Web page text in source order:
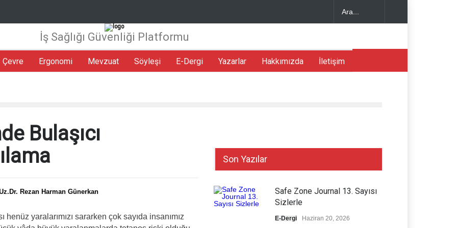
ve Mevzuat Işığında "İşçi Hatası" ve
Sınırları
Geleceğin İş Dünyasında Stratejik Dengeler
Kardiyorespiratuvar Kapasitenin Çalışma Yaşamı
Etkileri
Uygunluk Testleri ve Fiziksel Kapasite Değerlendirmesi (İşe
Uygunluk)
İş Sağlığı Güvenliği Platformu
Çevre Ergonomi Mevzuat Söyleşi E-Dergi Yazarlar Hakkımızda İletişim
Bulaşıcı
Rezan Harman Günerkan
yaralarımızı sararken çok sayıda insanımız
Son Yazılar
Safe Zone Journal 13. Sayısı
Sizlerle
E-Dergi Haziran 20, 2026